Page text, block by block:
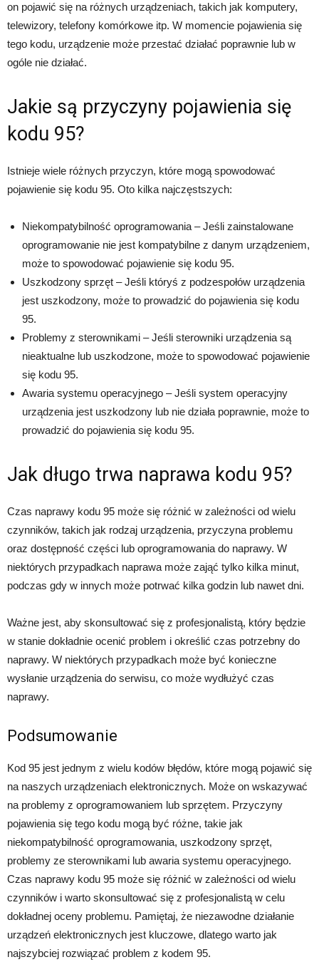
on pojawić się na różnych urządzeniach, takich jak komputery,
telewizory, telefony komórkowe itp. W momencie pojawienia się
tego kodu, urządzenie może przestać działać poprawnie lub w
ogóle nie działać.
Jakie są przyczyny pojawienia się
kodu 95?
Istnieje wiele różnych przyczyn, które mogą spowodować
pojawienie się kodu 95. Oto kilka najczęstszych:
Niekompatybilność oprogramowania – Jeśli zainstalowane
oprogramowanie nie jest kompatybilne z danym urządzeniem,
może to spowodować pojawienie się kodu 95.
Uszkodzony sprzęt – Jeśli któryś z podzespołów urządzenia
jest uszkodzony, może to prowadzić do pojawienia się kodu
95.
Problemy z sterownikami – Jeśli sterowniki urządzenia są
nieaktualne lub uszkodzone, może to spowodować pojawienie
się kodu 95.
Awaria systemu operacyjnego – Jeśli system operacyjny
urządzenia jest uszkodzony lub nie działa poprawnie, może to
prowadzić do pojawienia się kodu 95.
Jak długo trwa naprawa kodu 95?
Czas naprawy kodu 95 może się różnić w zależności od wielu
czynników, takich jak rodzaj urządzenia, przyczyna problemu
oraz dostępność części lub oprogramowania do naprawy. W
niektórych przypadkach naprawa może zająć tylko kilka minut,
podczas gdy w innych może potrwać kilka godzin lub nawet dni.
Ważne jest, aby skonsultować się z profesjonalistą, który będzie
w stanie dokładnie ocenić problem i określić czas potrzebny do
naprawy. W niektórych przypadkach może być konieczne
wysłanie urządzenia do serwisu, co może wydłużyć czas
naprawy.
Podsumowanie
Kod 95 jest jednym z wielu kodów błędów, które mogą pojawić się
na naszych urządzeniach elektronicznych. Może on wskazywać
na problemy z oprogramowaniem lub sprzętem. Przyczyny
pojawienia się tego kodu mogą być różne, takie jak
niekompatybilność oprogramowania, uszkodzony sprzęt,
problemy ze sterownikami lub awaria systemu operacyjnego.
Czas naprawy kodu 95 może się różnić w zależności od wielu
czynników i warto skonsultować się z profesjonalistą w celu
dokładnej oceny problemu. Pamiętaj, że niezawodne działanie
urządzeń elektronicznych jest kluczowe, dlatego warto jak
najszybciej rozwiązać problem z kodem 95.